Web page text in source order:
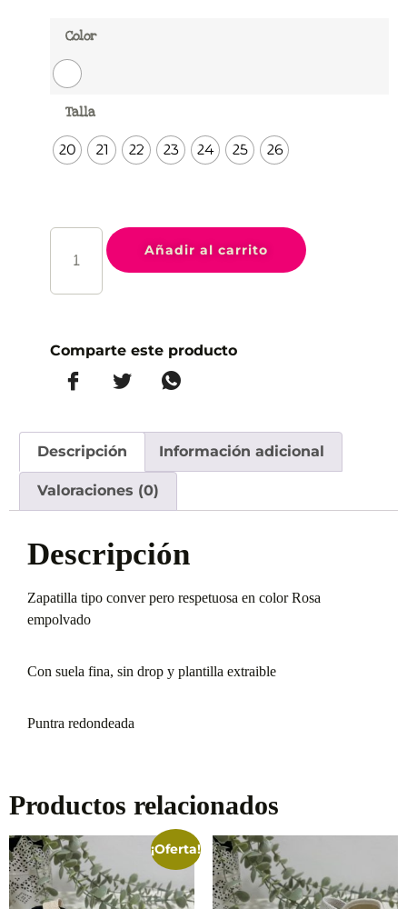
Color
Talla
20 21 22 23 24 25 26
Añadir al carrito
Comparte este producto
Descripción Información adicional
Valoraciones (0)
Descripción
Zapatilla tipo conver pero respetuosa en color Rosa
empolvado
Con suela fina, sin drop y plantilla extraible
Puntra redondeada
Productos relacionados
¡Oferta!